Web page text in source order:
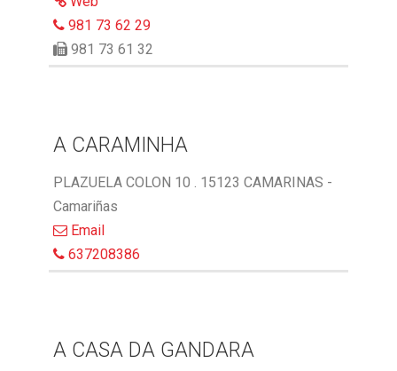
981 73 62 29
981 73 61 32
A CARAMINHA
PLAZUELA COLON 10 . 15123 CAMARINAS -
Camariñas
Email
637208386
A CASA DA GANDARA